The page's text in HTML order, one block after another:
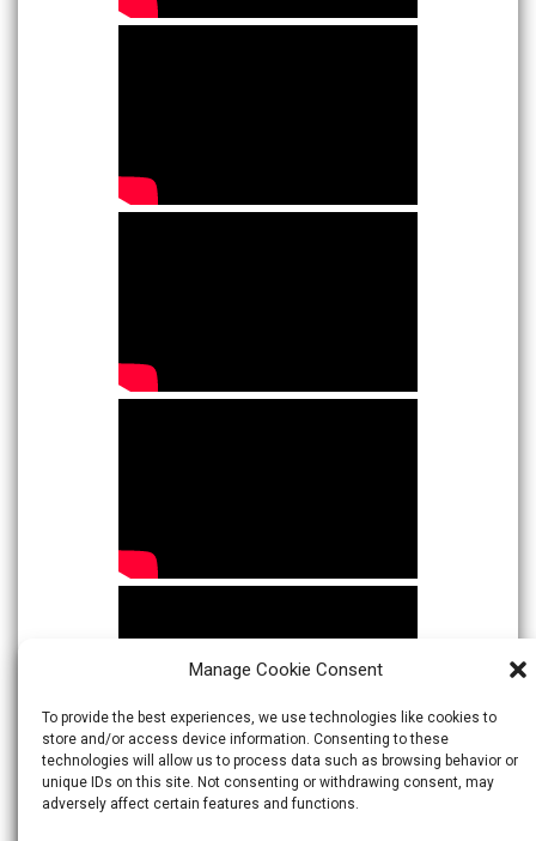
Manage Cookie Consent
To provide the best experiences, we use technologies like cookies to
store and/or access device information. Consenting to these
technologies will allow us to process data such as browsing behavior or
unique IDs on this site. Not consenting or withdrawing consent, may
adversely affect certain features and functions.